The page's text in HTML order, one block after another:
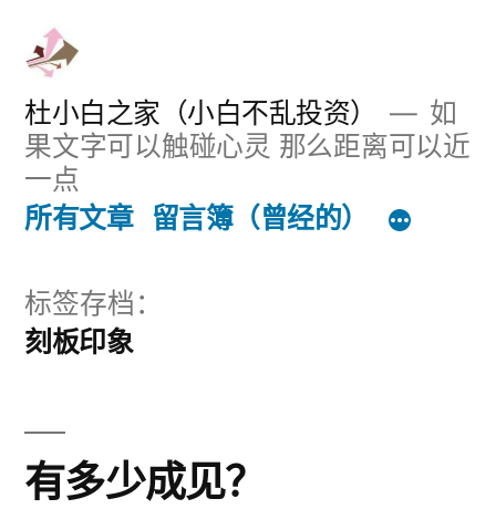
杜小白之家（小白不乱投资）
如
果文字可以触碰心灵 那么距离可以近
一点
所有文章 留言簿（曾经的）
标签存档：
刻板印象
有多少成见？